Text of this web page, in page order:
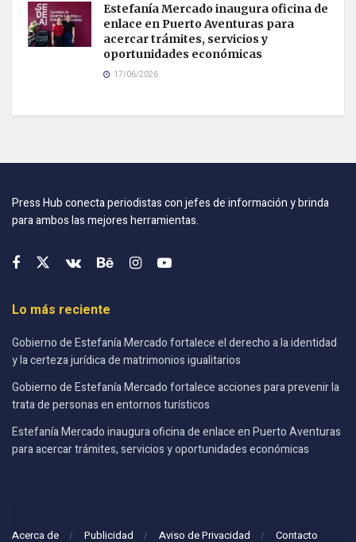
Estefanía Mercado inaugura oficina de
enlace en Puerto Aventuras para
acercar trámites, servicios y
oportunidades económicas
17/06/2026
Press Hub conecta periodistas con jefes de información y brinda
para ambos las mejores herramientas.
Lo más reciente
Gobierno de Estefanía Mercado fortalece el derecho a la identidad
y la certeza jurídica de matrimonios igualitarios
Gobierno de Estefanía Mercado fortalece acciones para prevenir la
trata de personas en entornos turísticos
Estefanía Mercado inaugura oficina de enlace en Puerto Aventuras
para acercar trámites, servicios y oportunidades económicas
Acerca de Publicidad Aviso de Privacidad Contacto